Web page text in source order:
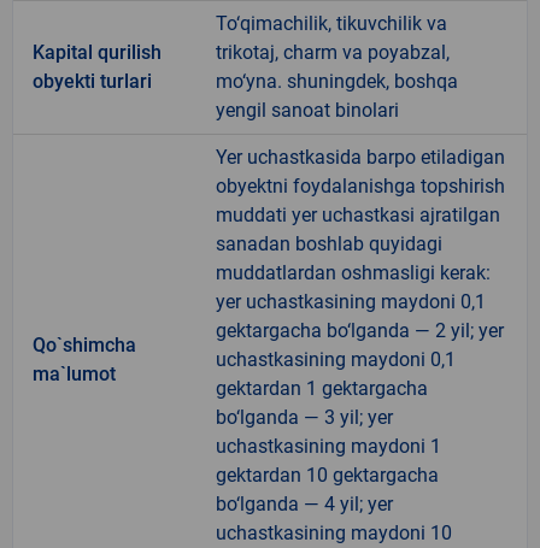
Kapital qurilish
obyekti turlari
To‘qimachilik, tikuvchilik va
trikotaj, charm va poyabzal,
mo‘yna. shuningdek, boshqa
yengil sanoat binolari
Qo`shimcha
ma`lumot
Yer uchastkasida barpo etiladigan
obyektni foydalanishga topshirish
muddati yer uchastkasi ajratilgan
sanadan boshlab quyidagi
muddatlardan oshmasligi kerak:
yer uchastkasining maydoni 0,1
gektargacha bo‘lganda — 2 yil; yer
uchastkasining maydoni 0,1
gektardan 1 gektargacha
bo‘lganda — 3 yil; yer
uchastkasining maydoni 1
gektardan 10 gektargacha
bo‘lganda — 4 yil; yer
uchastkasining maydoni 10